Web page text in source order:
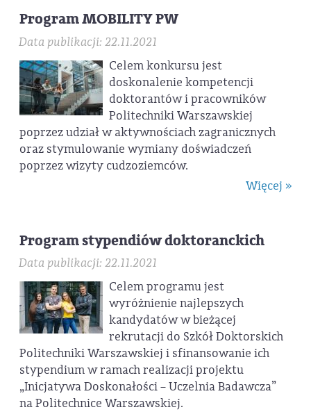
Program MOBILITY PW
Data publikacji: 22.11.2021
Celem konkursu jest
doskonalenie kompetencji
doktorantów i pracowników
Politechniki Warszawskiej
poprzez udział w aktywnościach zagranicznych
oraz stymulowanie wymiany doświadczeń
poprzez wizyty cudzoziemców.
Więcej »
Program stypendiów doktoranckich
Data publikacji: 22.11.2021
Celem programu jest
wyróżnienie najlepszych
kandydatów w bieżącej
rekrutacji do Szkół Doktorskich
Politechniki Warszawskiej i sfinansowanie ich
stypendium w ramach realizacji projektu
„Inicjatywa Doskonałości – Uczelnia Badawcza”
na Politechnice Warszawskiej.